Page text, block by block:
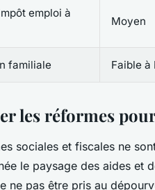
emploi à
Moyen
familiale Faible à
les réformes
sociales et fiscales ne
le paysage des aides et
ne pas être pris au